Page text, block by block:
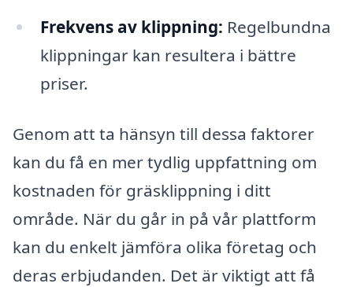
Frekvens av klippning: Regelbundna
klippningar kan resultera i bättre
priser.
Genom att ta hänsyn till dessa faktorer
kan du få en mer tydlig uppfattning om
kostnaden för gräsklippning i ditt
område. När du går in på vår plattform
kan du enkelt jämföra olika företag och
deras erbjudanden. Det är viktigt att få